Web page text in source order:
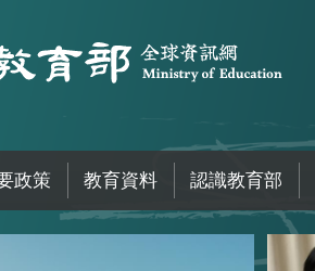
政策 教育資料 認識教育部